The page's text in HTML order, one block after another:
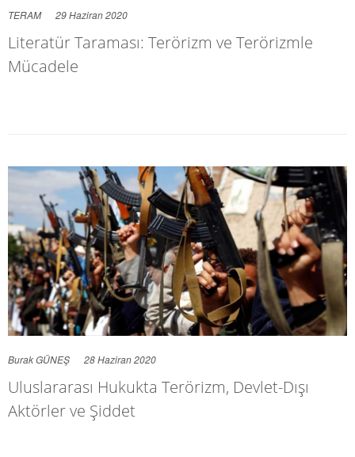
TERAM 29 Haziran 2020
Literatür Taraması: Terörizm ve Terörizmle
Mücadele
Burak GÜNEŞ 28 Haziran 2020
Uluslararası Hukukta Terörizm, Devlet-Dışı
Aktörler ve Şiddet